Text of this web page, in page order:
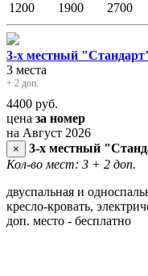
1200
1900 2700
3-х местный
3 места
+ 2 доп.
4400 руб.
цена за номер
на Август 2026
×
3-х местный
Кол-во мест: 3 + 2 доп.
двуспальная и
кресло-кровать,
доп. место - бесплатно